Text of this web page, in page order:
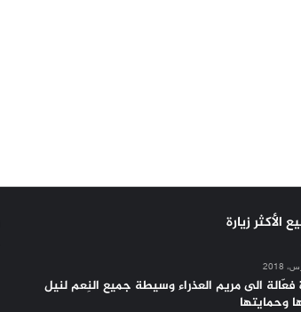
الأكثر زيارة
فعّالة الى مريم العذراء وسيطة جميع النِعم لنيل
وحمايتها